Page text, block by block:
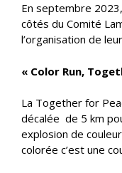
En septembre
côtés du Comité
l’organisation de
« Color Run,
La Together for
décalée de 5 km
explosion de
colorée c’est une